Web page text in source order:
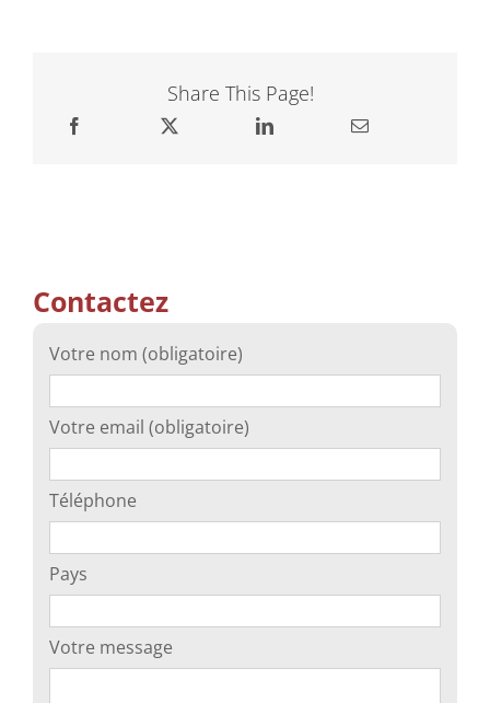
Share This Page!
Contactez
Votre nom (obligatoire)
Votre email (obligatoire)
Téléphone
Pays
Votre message